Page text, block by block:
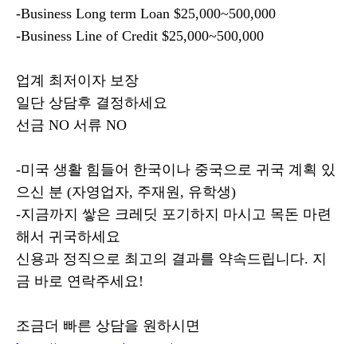
-Business Long term Loan $25,000~500,000
-Business Line of Credit $25,000~500,000
업계 최저이자 보장
일단 상담후 결정하세요
선금 NO 서류 NO
-미국 생활 힘들어 한국이나 중국으로 귀국 계획 있
으신 분 (자영업자, 주재원, 유학생)
-지금까지 쌓은 크레딧 포기하지 마시고 목돈 마련
해서 귀국하세요
신용과 정직으로 최고의 결과를 약속드립니다. 지
금 바로 연락주세요!
조금더 빠른 상담을 원하시면